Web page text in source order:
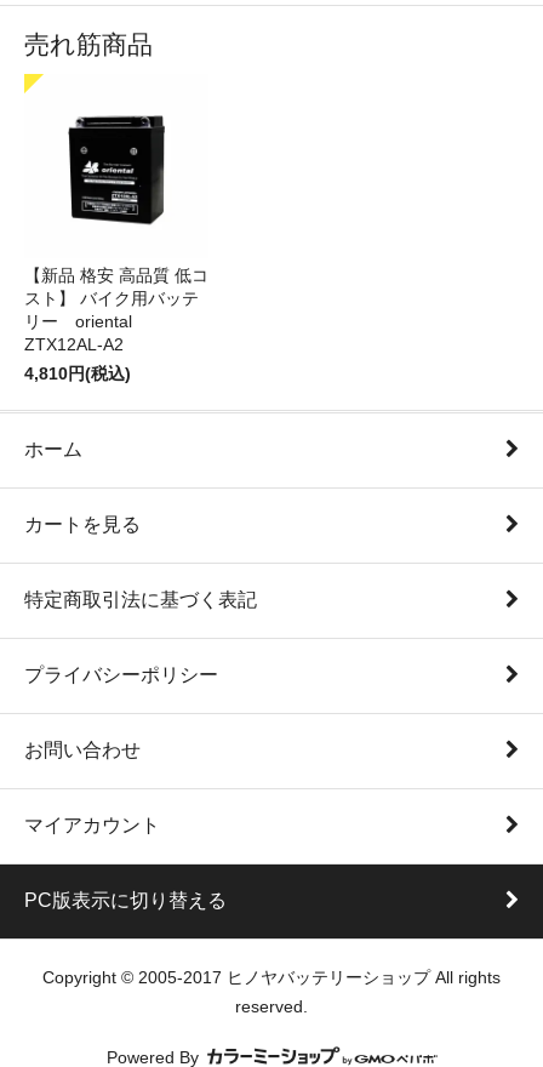
売れ筋商品
【新品 格安 高品質 低コ
スト】 バイク用バッテ
リー oriental
ZTX12AL-A2
4,810円(税込)
ホーム
カートを見る
特定商取引法に基づく表記
プライバシーポリシー
お問い合わせ
マイアカウント
PC版表示に切り替える
Copyright © 2005-2017 ヒノヤバッテリーショップ All rights
reserved.
Powered By